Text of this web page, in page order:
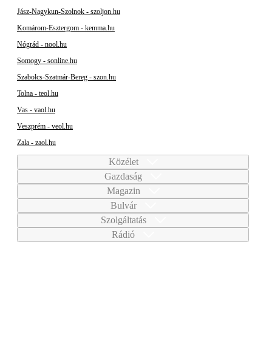
Jász-Nagykun-Szolnok - szoljon.hu
Komárom-Esztergom - kemma.hu
Nógrád - nool.hu
Somogy - sonline.hu
Szabolcs-Szatmár-Bereg - szon.hu
Tolna - teol.hu
Vas - vaol.hu
Veszprém - veol.hu
Zala - zaol.hu
Közélet
Gazdaság
Magazin
Bulvár
Szolgáltatás
Rádió